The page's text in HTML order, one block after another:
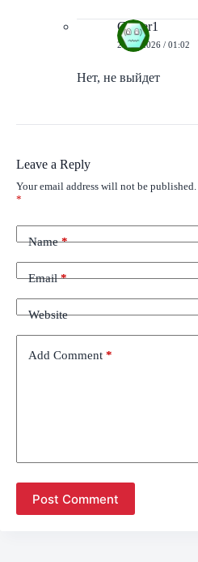
Gamer1
27/07/2026 / 01:02
Нет, не выйдет
Leave a Reply
Your email address will not be published.
*
Name*
Email*
Website
Add Comment *
Post Comment